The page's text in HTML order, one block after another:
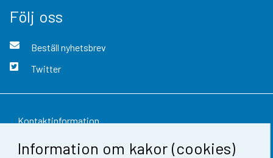
Information om kakor (cookies)
Följ oss
Beställ nyhetsbrev
Twitter
Kontaktinformation
Respons